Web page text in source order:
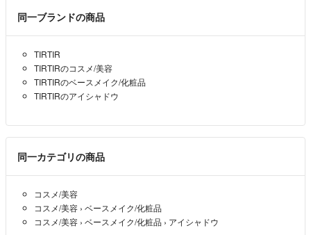
同一ブランドの商品
TIRTIR
TIRTIRのコスメ/美容
TIRTIRのベースメイク/化粧品
TIRTIRのアイシャドウ
同一カテゴリの商品
コスメ/美容
コスメ/美容 › ベースメイク/化粧品
コスメ/美容 › ベースメイク/化粧品 › アイシャドウ